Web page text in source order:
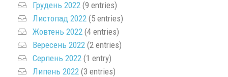
Грудень 2022 (9 entries)
Листопад 2022 (5 entries)
Жовтень 2022 (4 entries)
Вересень 2022 (2 entries)
Серпень 2022 (1 entry)
Липень 2022 (3 entries)